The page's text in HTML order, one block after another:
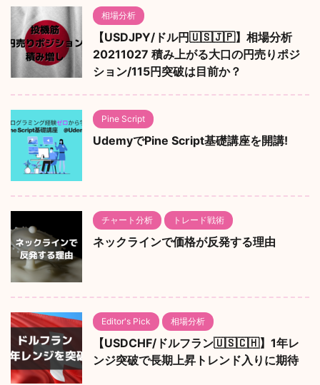
相場分析
【USDJPY/ドル円🇺🇸🇯🇵】相場分析
20211027 積み上がる大口の円売りポジ
ション/115円突破は目前か？
Pine Script
UdemyでPine Script基礎講座を開講!
チャート分析 トレード戦術
ネックラインで価格が反発する理由
Editor's Pick 相場分析
【USDCHF/ドルフラン🇺🇸🇨🇭】1年レ
ンジ突破で長期上昇トレンド入りに期待